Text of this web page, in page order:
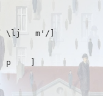
\lj   m'/]
p    ]